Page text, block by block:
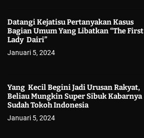
Datangi Kejatisu Pertanyakan Kasus
Bagian Umum Yang Libatkan “The First
Lady Dairi”
Januari 5, 2024
Yang Kecil Begini Jadi Urusan Rakyat,
Beliau Mungkin Super Sibuk Kabarnya
Sudah Tokoh Indonesia
Januari 5, 2024